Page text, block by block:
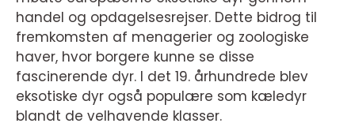
handel og opdagelsesrejser. Dette bidrog til
fremkomsten af menagerier og zoologiske
haver, hvor borgere kunne se disse
fascinerende dyr. I det 19. århundrede blev
eksotiske dyr også populære som kæledyr
blandt de velhavende klasser.